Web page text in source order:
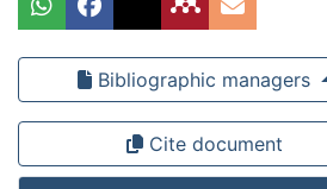
Bibliographic managers
Cite document